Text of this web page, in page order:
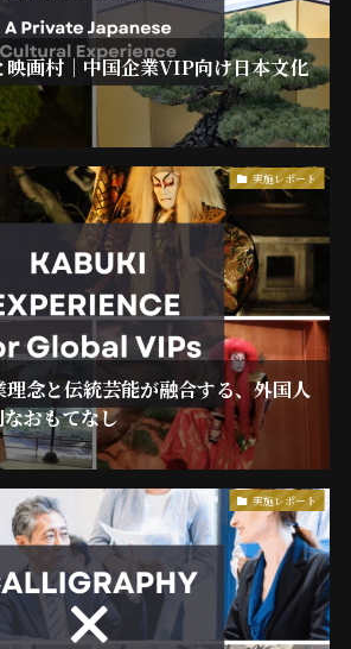
映画村｜中国企業VIP向け日本文化
実施レポート
念と伝統芸能が融合する、外国人
おもてなし
実施レポート